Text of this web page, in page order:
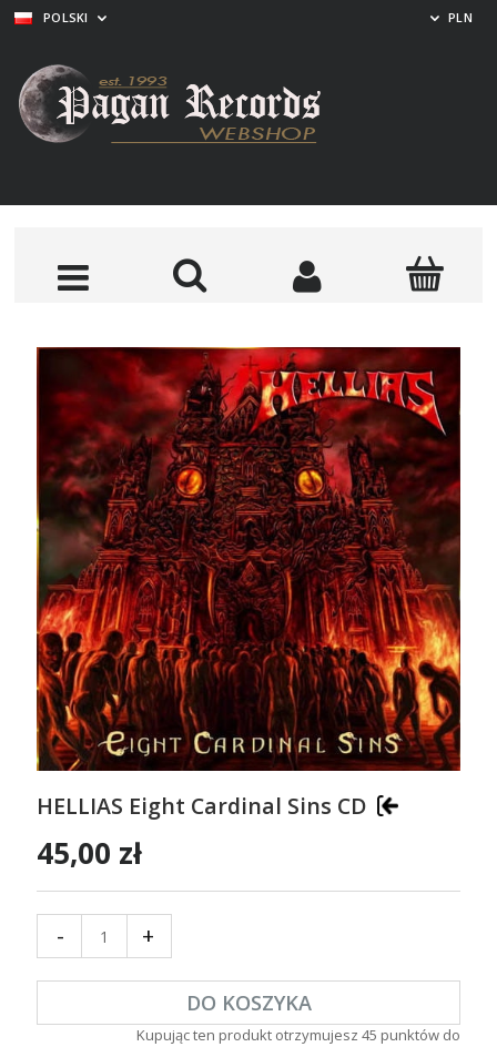
POLSKI PLN
HELLIAS Eight Cardinal Sins CD
45,00 zł
- +
DO KOSZYKA
Kupując ten produkt otrzymujesz 45 punktów do